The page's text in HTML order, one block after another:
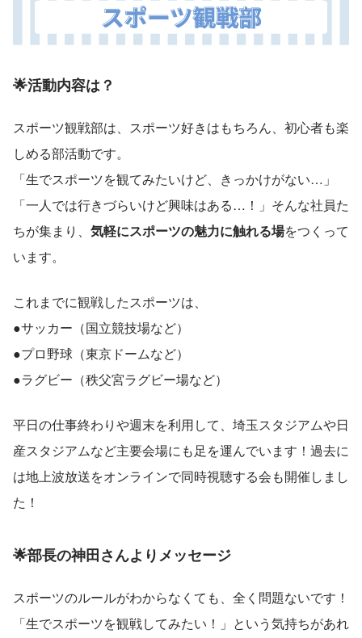
🌟活動内容は？
スポーツ観戦部は、スポーツ好きはもちろん、初心者も楽
しめる部活動です。
「生でスポーツを観てみたいけど、きっかけがない…」
「一人では行きづらいけど興味はある…！」そんな社員た
ちが集まり、 気軽にスポーツの魅力に触れる場をつくって
います。
これまでに観戦したスポーツは、
●サッカー（国立競技場など）
●プロ野球（東京ドームなど）
●ラグビー（秩父宮ラグビー場など）
平日の仕事終わりや週末を利用して、埼玉スタジアムや日
産スタジアムなど主要会場にも足を運んでいます！過去に
は地上波放送をオンラインで同時視聴する会も開催しまし
た！
🌟部長の神田さんよりメッセージ
スポーツのルールがわからなくても、全く問題ないです！
「生でスポーツを観戦してみたい！」という気持ちがあれ